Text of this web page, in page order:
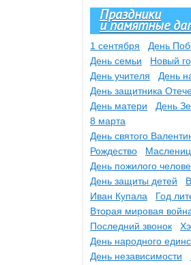
Праздники
и памятные
1 сентября
День
День семьи
Новый
День учителя
День
День защитника
День матери
День
8 марта
День святого
Рождество
День пожилого
День защиты детей
Иван Купала
Год
Вторая мировая
Последний звонок
День народного
День независимости